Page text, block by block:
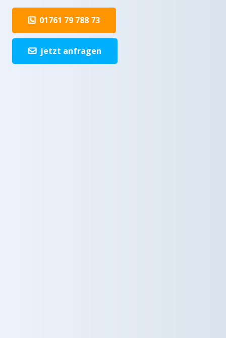
01761 79 788 73
jetzt anfragen